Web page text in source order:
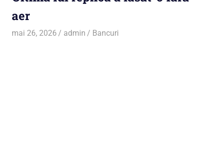
aer
mai 26, 2026 admin Bancuri